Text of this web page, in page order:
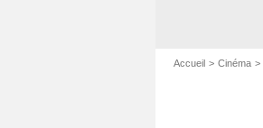
Accueil Cinéma